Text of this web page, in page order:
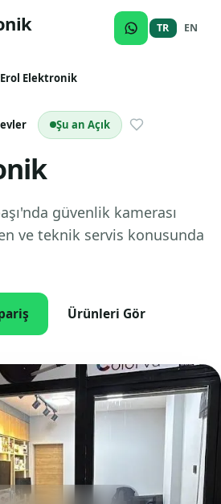
TR EN
Erol Elektronik
Şu an Açık
güvenlik kamerası
ve teknik servis konusunda
Ürünleri Gör